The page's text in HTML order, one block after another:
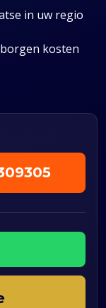
in uw regio
kosten